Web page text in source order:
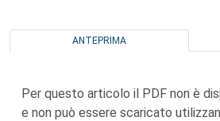
ANTEPRIMA
Per questo articolo il PDF non è
e non può essere scaricato